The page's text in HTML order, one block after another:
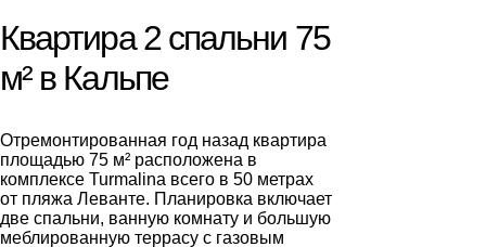
Квартира 2 спальни 75
м² в Кальпе
Отремонтированная год назад квартира
площадью 75 м² расположена в
комплексе Turmalina всего в 50 метрах
от пляжа Леванте. Планировка включает
две спальни, ванную комнату и большую
меблированную террасу с газовым